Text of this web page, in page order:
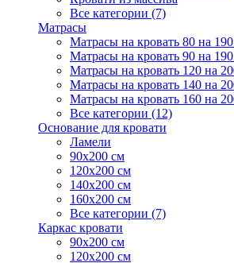
Все категории (7)
Матрасы
Матрасы на кровать 80 на
Матрасы на кровать 90 на
Матрасы на кровать 120 на
Матрасы на кровать 140 на
Матрасы на кровать 160 на
Все категории (12)
Основание для кровати
Ламели
90х200 см
120х200 см
140х200 см
160х200 см
Все категории (7)
Каркас кровати
90х200 см
120х200 см